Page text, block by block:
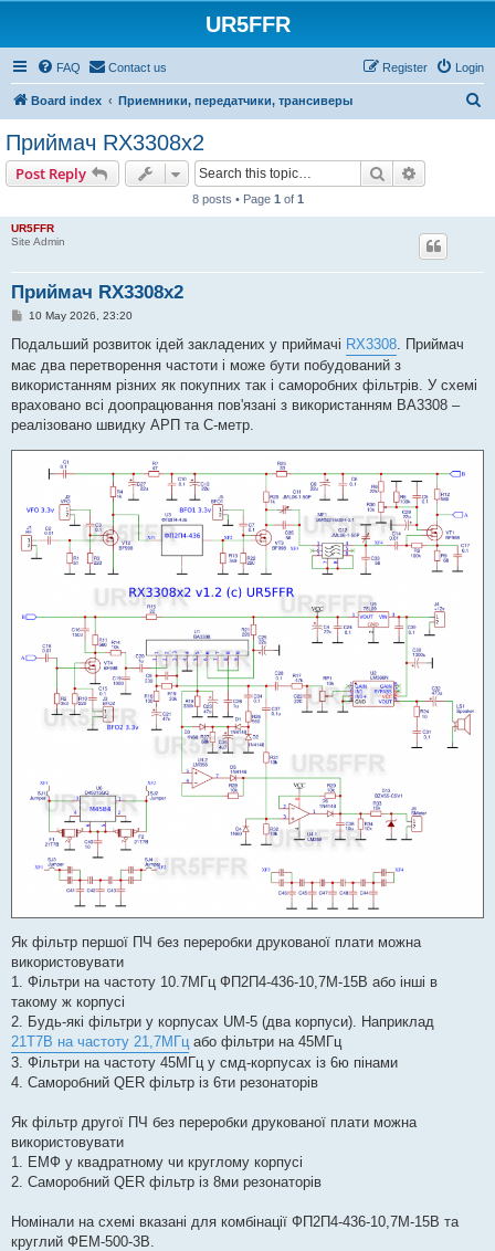
UR5FFR
FAQ Contact us Login
Register
Board index Приемники, передатчики, трансиверы
Приймач RX3308x2
Post Reply Search
8 posts • Page 1 of 1
UR5FFR
Site Admin
Приймач RX3308x2
P
s
10 May 2026, 23:20
Подальший розвиток ідей закладених у приймачі RX3308. Приймач
має два перетворення частоти і може бути побудований з
використанням різних як покупних так і саморобних фільтрів. У схемі
враховано всі доопрацювання пов'язані з використанням BA3308 –
реалізовано швидку АРП та С-метр.
Як фільтр першої ПЧ без переробки друкованої плати можна
використовувати
1. Фільтри на частоту 10.7МГц ФП2П4-436-10,7М-15В або інші в
такому ж корпусі
2. Будь-які фільтри у корпусах UM-5 (два корпуси). Наприклад
21T7B на частоту 21,7МГц або фільтри на 45МГц
3. Фільтри на частоту 45МГц у смд-корпусах із 6ю пінами
4. Саморобний QER фільтр із 6ти резонаторів
Як фільтр другої ПЧ без переробки друкованої плати можна
використовувати
1. ЕМФ у квадратному чи круглому корпусі
2. Саморобний QER фільтр із 8ми резонаторів
Номінали на схемі вказані для комбінації ФП2П4-436-10,7М-15В та
круглий ФЕМ-500-3В.